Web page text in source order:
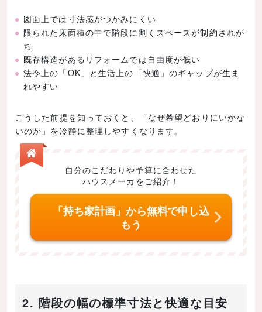
図面上では寸法感がつかみにくい
限られた床面積の中で階段に割くスペースが制約されが
ち
既存構造があるリフォームでは自由度が低い
法令上の「OK」と生活上の「快適」のギャップが生ま
れやすい
こうした前提を知っておくと、「なぜ希望どおりにいかな
いのか」を冷静に整理しやすくなります。
自分のこだわりや予算に合わせた
ハウスメーカをご紹介！
「持ち家計画」から無料で申し込
もう
2. 階段の幅の標準寸法と快適な目安